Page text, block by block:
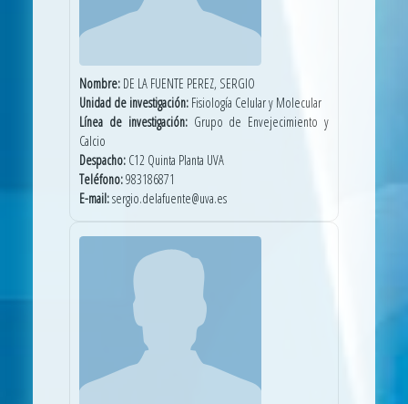
Nombre: DE LA FUENTE PEREZ, SERGIO
Unidad de investigación: Fisiología Celular y Molecular
Línea de investigación:Grupo de Envejecimiento y
Calcio
Despacho: C12 Quinta Planta UVA
Teléfono:983186871
E-mail:sergio.delafuente@uva.es